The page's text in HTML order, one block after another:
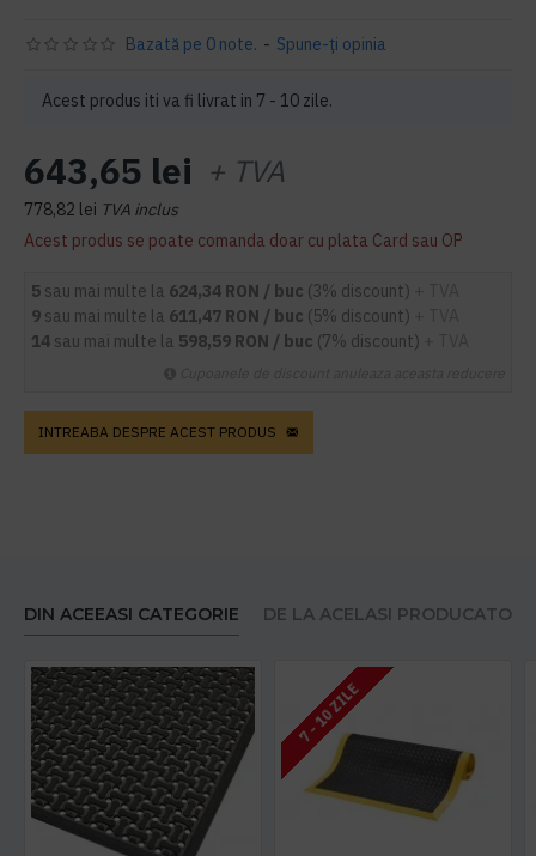
Acest produs iti va fi livrat in 7 - 10 zile.
Bazată pe 0 note. - Spune-ţi opinia
643,65 lei + TVA
778,82 lei TVA inclus
Acest produs se poate comanda doar cu plata Card sau OP
5 sau mai multe la 624,34 RON / buc (3% discount)
9 sau mai multe la 611,47 RON / buc (5% discount)
14 sau mai multe la 598,59 RON / buc (7% discount)
INTREABA DESPRE ACEST PRODUS
DIN ACEEASI CATEGORIE DE LA ACELASI PRODUCATOR
7 - 10 ZILE